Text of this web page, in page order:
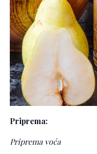
Priprema:
Priprema voća